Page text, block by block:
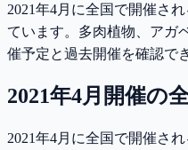
2021年4月に全国で開催さ
ています。多肉植物、アガ
催予定と過去開催を確認で
2021年4月 開催の
2021年4月に全国で開催さ